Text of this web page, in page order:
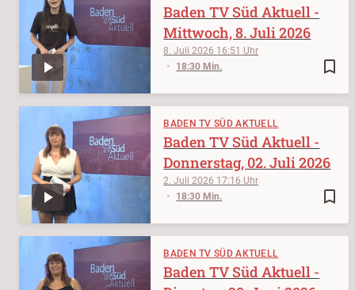
bookmark_border
8. Juli 2026 16:51
18:30 Min.
Baden TV Süd Aktuell -
Mittwoch, 8. Juli 2026
BADEN TV SÜD AKTUELL
bookmark_border
2. Juli 2026 17:16
18:30 Min.
Baden TV Süd Aktuell -
Donnerstag, 02. Juli 2026
BADEN TV SÜD AKTUELL
Baden TV Süd Aktuell -